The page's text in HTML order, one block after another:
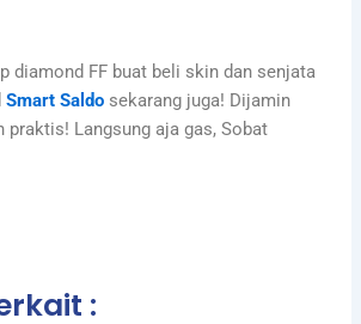
diamond FF buat beli skin dan senjata
Smart Saldosekarang juga! Dijamin
praktis! Langsung aja gas, Sobat
: